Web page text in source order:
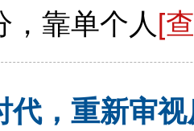
靠单个人[
代，重新审